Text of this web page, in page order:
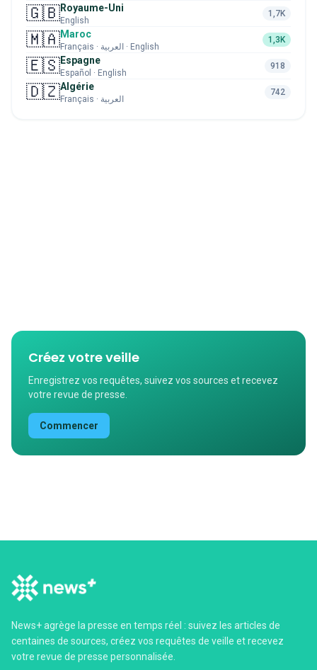
🇬🇧Royaume-Uni
English
1,7K
🇲🇦Maroc
Français · العربية · English
1,3K
🇪🇸Espagne
Español · English
918
🇩🇿Algérie
Français · العربية
742
Créez votre veille
Enregistrez vos requêtes, suivez vos sources et recevez
votre revue de presse.
Commencer
News+ agrège la presse en temps réel : suivez les articles de
centaines de sources, créez vos requêtes de veille et recevez
votre revue de presse personnalisée.